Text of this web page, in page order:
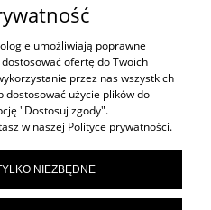
umożliwiają poprawne
ofertę do Twoich
przez nas wszystkich
dostosować użycie plików do
"Dostosuj zgody".
w naszej Polityce prywatności.
NIEZBĘDNE